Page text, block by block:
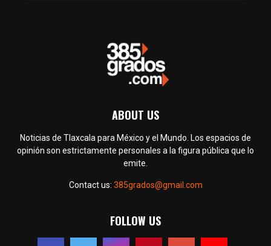
ABOUT US
Noticias de Tlaxcala para México y el Mundo. Los espacios de
opinión son estrictamente personales a la figura pública que lo
emite.
Contact us: 385grados@gmail.com
FOLLOW US